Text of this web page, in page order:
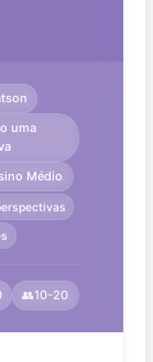
uma
Médio
👥10-20